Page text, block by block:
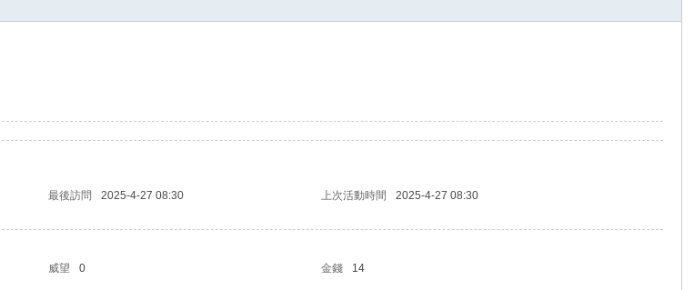
最後訪問 2025-4-27 08:30 上次活動時間
2025-4-27 08:30
威望 0 金錢
14